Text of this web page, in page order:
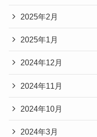
2025年2月
2025年1月
2024年12月
2024年11月
2024年10月
2024年3月